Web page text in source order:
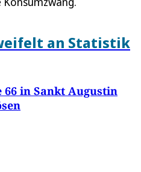
an Statistik
in Sankt Augustin